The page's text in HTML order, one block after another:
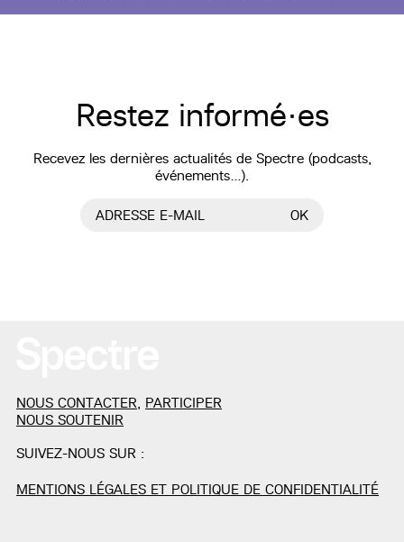
Restez informé·es
Recevez les dernières actualités de Spectre (podcasts,
événements…).
ADRESSE E-MAIL OK
NOUS CONTACTER, PARTICIPER
NOUS SOUTENIR
SUIVEZ-NOUS SUR :
MENTIONS LÉGALES ET POLITIQUE DE CONFIDENTIALITÉ